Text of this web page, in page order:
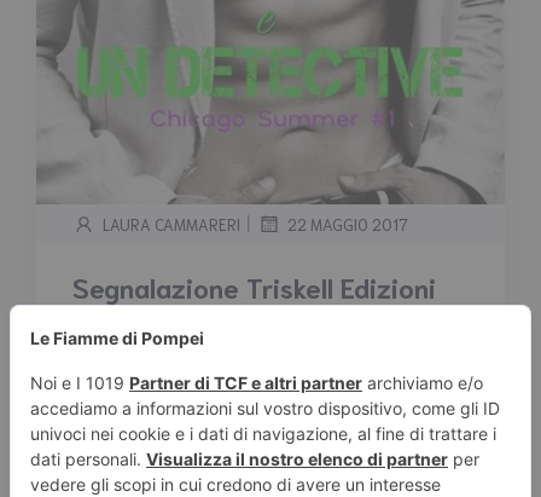
LAURA CAMMARERI | 22 MAGGIO 2017
Segnalazione Triskell Edizioni
“Due cuori e un detective” di
Tempo stimato di lettura:< 1 minuto
Trama: Angel Mallory è il titolare di
un’agenzia investigativa a Chicago. In una
calda sera […]